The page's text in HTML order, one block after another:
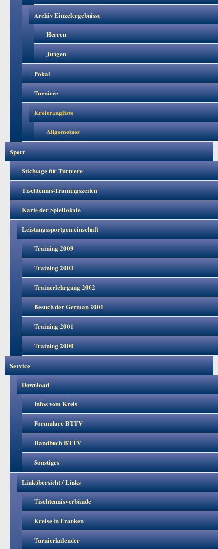
Archiv Einzelergebnisse
Herren
Jungen
Pokal
Turniere
Kreisrangliste
Allgemeines
Sport
Stichtage für Turniere
Tischtennis-Trainingszeiten
Karte der Spiellokale
Leistungssportgemeinschaft
Training 2009
Training 2003
Trainerlehrgang 2002
Besuch der German 2001
Training 2001
Training 2000
Service
Download
Infos vom Kreis
Formulare BTTV
Handbuch BTTV
Sonstiges
Linkübersicht / Links
Tischtennisverbände
Kreise in Franken
Turnierkalender